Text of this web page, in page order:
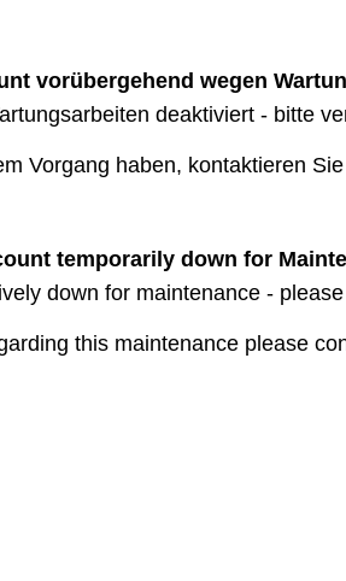
vorübergehend wegen
deaktiviert - bitte
Vorgang haben, kontaktieren
temporarily down for
down for maintenance -
this maintenance please